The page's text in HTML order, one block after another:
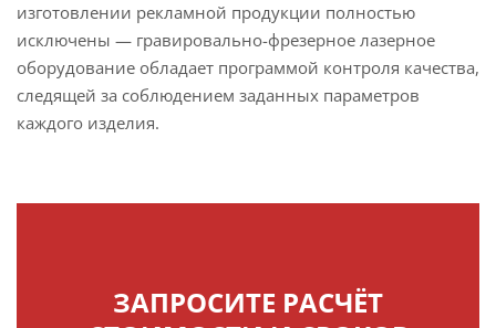
изготовлении рекламной продукции полностью
исключены — гравировально-фрезерное лазерное
оборудование обладает программой контроля качества,
следящей за соблюдением заданных параметров
каждого изделия.
ЗАПРОСИТЕ РАСЧЁТ